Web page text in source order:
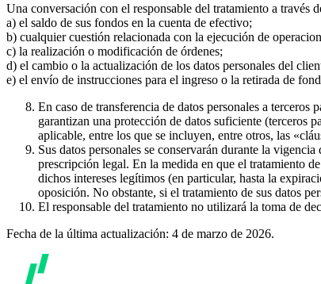
Una conversación con el responsable del tratamiento a través
a) el saldo de sus fondos en la cuenta de efectivo;
b) cualquier cuestión relacionada con la ejecución de
c) la realización o modificación de órdenes;
d) el cambio o la actualización de los datos personales del
e) el envío de instrucciones para el ingreso o la retirada de
En caso de transferencia de datos personales a
garantizan una protección de datos suficiente (terceros
aplicable, entre los que se incluyen, entre otros, las
Sus datos personales se conservarán durante la
prescripción legal. En la medida en que el tratamiento
dichos intereses legítimos (en particular, hasta la
oposición. No obstante, si el tratamiento de sus datos
El responsable del tratamiento no utilizará la toma de
Fecha de la última actualización: 4 de marzo de 2026.